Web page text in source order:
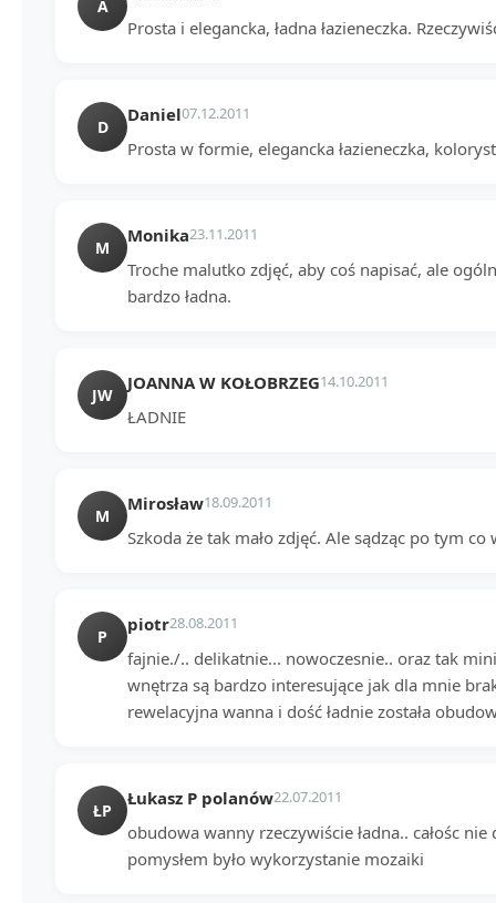
A
Prosta i elegancka, ładna łazieneczka.
D
Daniel07.12.2011
Prosta w formie, elegancka łazieneczka,
M
Monika23.11.2011
Troche malutko zdjęć, aby coś napisać, ale
bardzo ładna.
JW
JOANNA W KOŁOBRZEG14.10.2011
ŁADNIE
M
Mirosław18.09.2011
Szkoda że tak mało zdjęć. Ale sądząc po tym
P
piotr28.08.2011
fajnie./.. delikatnie... nowoczesnie.. oraz tak
wnętrza są bardzo interesujące jak dla mnie
rewelacyjna wanna i dość ładnie została
ŁP
Łukasz P polanów22.07.2011
obudowa wanny rzeczywiście ładna.. całośc
pomysłem było wykorzystanie mozaiki